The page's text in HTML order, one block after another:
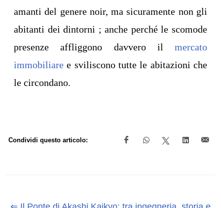
amanti del genere noir, ma sicuramente non gli
abitanti dei dintorni ; anche perché le scomode
presenze affliggono davvero il mercato
immobiliare e sviliscono tutte le abitazioni che
le circondano.
Condividi questo articolo: